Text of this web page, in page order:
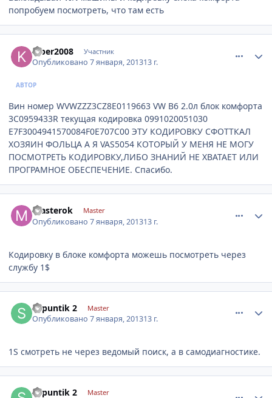
попробуем посмотреть, что там есть
kiber2008 Участник
Опубликовано7 января, 201313 г.
АВТОР
Вин номер WVWZZZ3CZ8E0119663 VW B6 2.0л блок комфорта
3C0959433R текущая кодировка 0991020051030
E7F3004941570084F0E707C00 ЭТУ КОДИРОВКУ СФОТТКАЛ
ХОЗЯИН ФОЛЬЦА А Я VAS5054 КОТОРЫЙ У МЕНЯ НЕ МОГУ
ПОСМОТРЕТЬ КОДИРОВКУ,ЛИБО ЗНАНИЙ НЕ ХВАТАЕТ ИЛИ
ПРОГРАМНОЕ ОБЕСПЕЧЕНИЕ. Спасибо.
masterok Master
Опубликовано7 января, 201313 г.
Кодировку в блоке комфорта можешь посмотреть через
службу 1$
shpuntik 2 Master
Опубликовано7 января, 201313 г.
1S смотреть не через ведомый поиск, а в самодиагностике.
shpuntik 2 Master